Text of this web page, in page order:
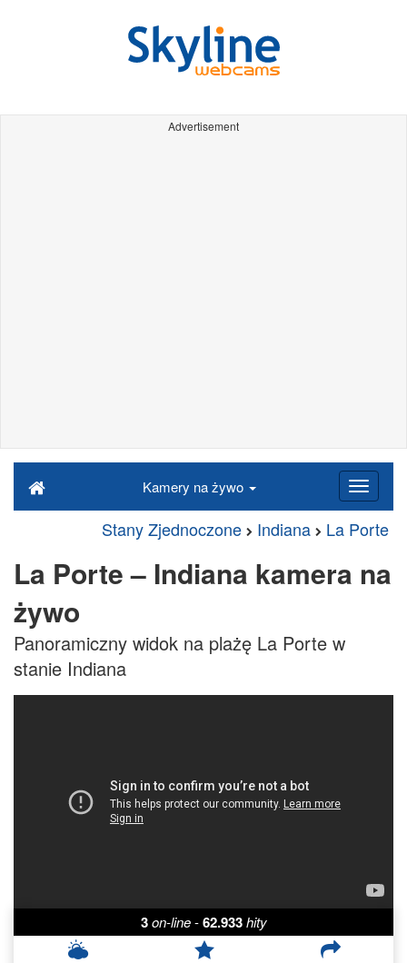
Advertisement
Kamery na żywo
Stany Zjednoczone Indiana La Porte
La Porte – Indiana kamera na
żywo
Panoramiczny widok na plażę La Porte w
stanie Indiana
3 on-line - 62.933 hity